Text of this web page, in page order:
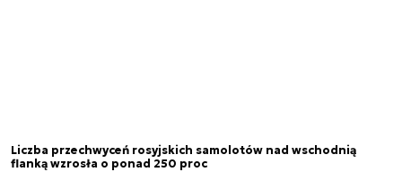
Liczba przechwyceń rosyjskich samolotów nad wschodnią
flanką wzrosła o ponad 250 proc